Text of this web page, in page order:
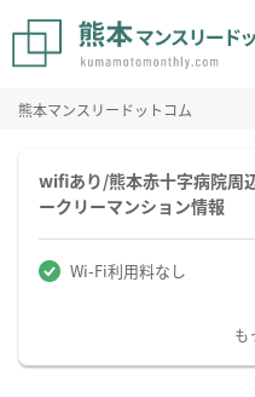
熊本マンスリードットコム
wifiあり/熊本赤十字病院周
ークリーマンション情報
Wi-Fi利用料なし
も